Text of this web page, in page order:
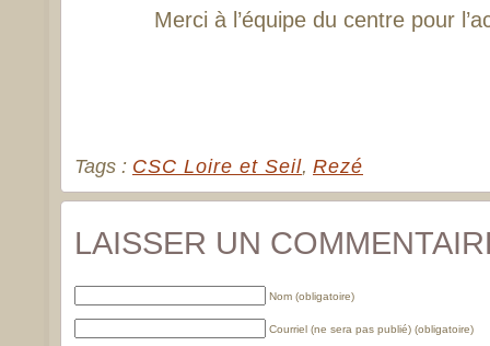
Merci à l’équipe du centre pour
Tags : CSC Loire et Seil, Rezé
LAISSER UN
Nom (obligatoire)
Courriel (ne sera pas publié) (obligatoire)